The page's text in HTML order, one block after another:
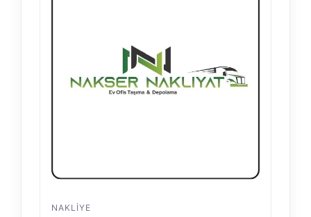
NAKLIYE